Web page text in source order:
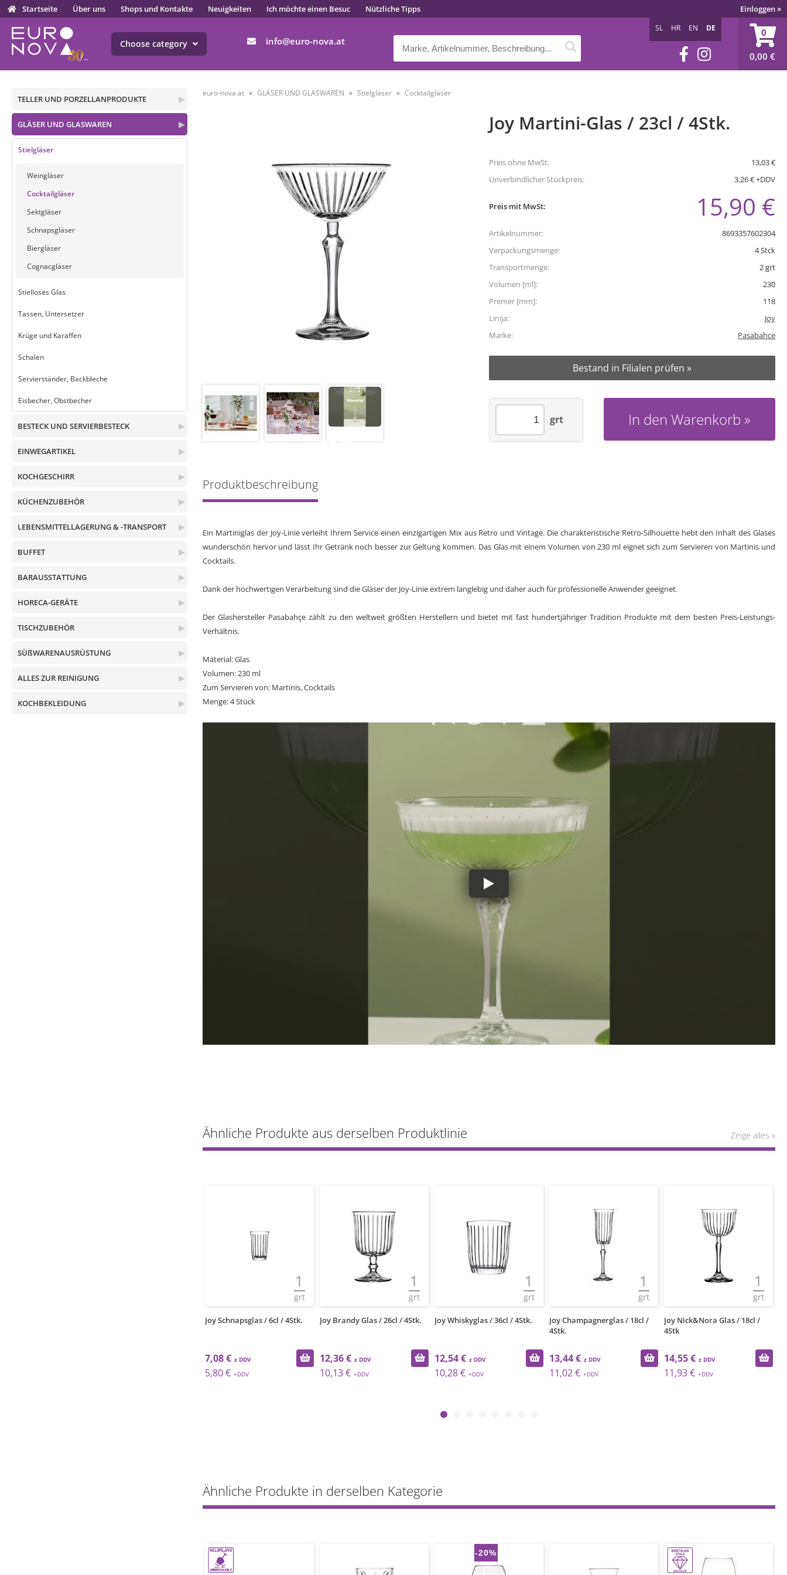
Startseite Über uns Shops und Kontakte Neuigkeiten Ich möchte einen Besuc Nützliche Tipps Einloggen»
info euro-nova.at
0
0,00 €
SL HR EN DE
Choose category
▶
TELLER UND PORZELLANPRODUKTE
▶
GLÄSER UND GLASWAREN
Stielgläser
Weingläser
Cocktailgläser
Sektgläser
Schnapsgläser
Biergläser
Cognacgläser
Stielloses Glas
Tassen, Untersetzer
Krüge und Karaffen
Schalen
Servierständer, Backbleche
Eisbecher, Obstbecher
▶
BESTECK UND SERVIERBESTECK
▶
EINWEGARTIKEL
▶
KOCHGESCHIRR
▶
KÜCHENZUBEHÖR
▶
LEBENSMITTELLAGERUNG & -TRANSPORT
▶
BUFFET
▶
BARAUSSTATTUNG
▶
HORECA-GERÄTE
▶
TISCHZUBEHÖR
▶
SÜßWARENAUSRÜSTUNG
▶
ALLES ZUR REINIGUNG
▶
KOCHBEKLEIDUNG
euro-nova.at GLÄSER UND GLASWAREN Stielgläser Cocktailgläser
Joy Martini-Glas / 23cl / 4Stk.
Preis ohne MwSt:
13,03 €
Unverbindlicher Stückpreis:
3,26 € +DDV
Preis mit MwSt: 15,90 €
Artikelnummer:
8693357602304
Verpackungsmenge:
4Stck
Transportmenge:
2grt
Volumen [ml]:
230
Premer [mm]:
118
Linija:
Joy
Marke:
Pasabahce
Bestand in Filialen prüfen »
In den Warenkorb
grt
Produktbeschreibung
Ein Martiniglas der Joy-Linie verleiht Ihrem Service einen einzigartigen Mix aus Retro und Vintage. Die charakteristische Retro-Silhouette hebt den Inhalt des Glases
wunderschön hervor und lässt Ihr Getränk noch besser zur Geltung kommen. Das Glas mit einem Volumen von 230 ml eignet sich zum Servieren von Martinis und
Cocktails.
Dank der hochwertigen Verarbeitung sind die Gläser der Joy-Linie extrem langlebig und daher auch für professionelle Anwender geeignet.
Der Glashersteller Pasabahçe zählt zu den weltweit größten Herstellern und bietet mit fast hundertjähriger Tradition Produkte mit dem besten Preis-Leistungs-
Verhältnis.
Material: Glas
Volumen: 230 ml
Zum Servieren von: Martinis, Cocktails
Menge: 4 Stück
Ähnliche Produkte aus derselben Produktlinie Zeige alles »
1
grt
Joy Schnapsglas / 6cl / 4Stk.
7,08 €
5,80 €
1
grt
Joy Brandy Glas / 26cl / 4Stk.
12,36 €
10,13 €
1
grt
Joy Whiskyglas / 36cl / 4Stk.
12,54 €
10,28 €
1
grt
Joy Champagnerglas / 18cl /
4Stk.
13,44 €
11,02 €
1
grt
Joy Nick&Nora Glas / 18cl /
4Stk
14,55 €
11,93 €
Ähnliche Produkte in derselben Kategorie
-20%